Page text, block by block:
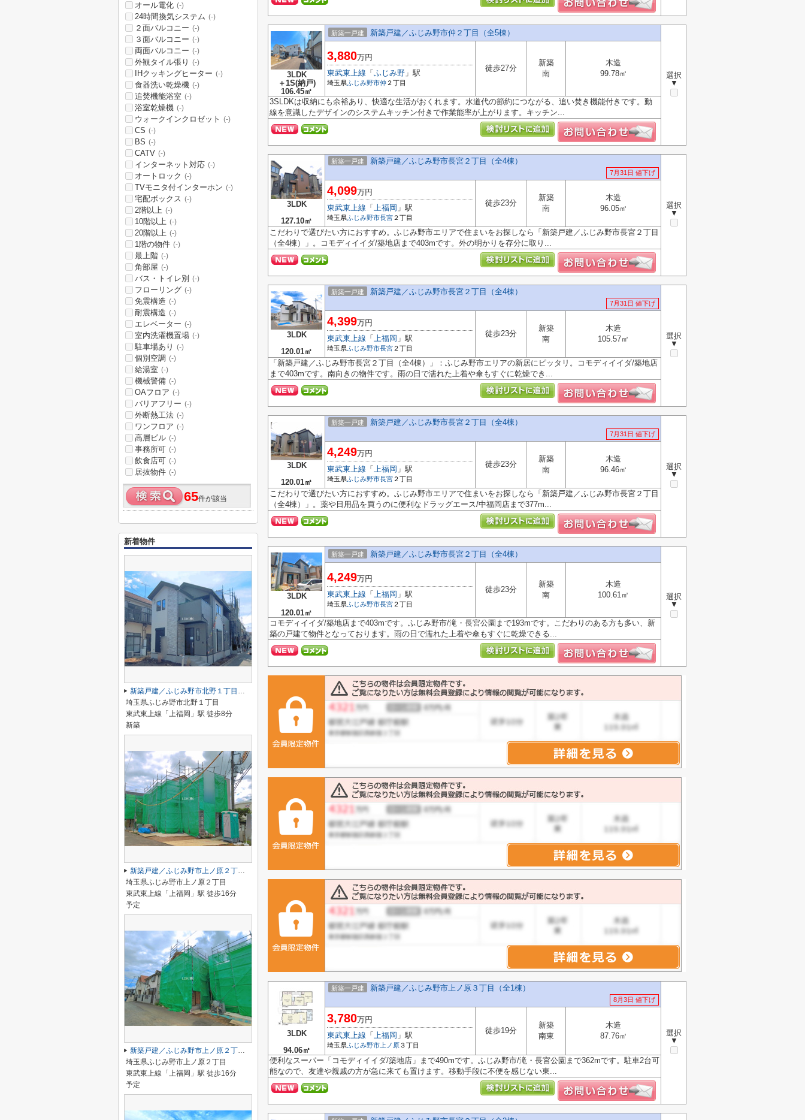
3LDK
＋1S(納戸)
106.45㎡
新築一戸建 新築戸建／ふじみ野市仲２丁目（全5棟）
選択
▼
3,880万円
東武東上線 「 ふじみ野 」駅
埼玉県ふじみ野市仲 ２丁目
徒歩27分
新築
南
木造
99.78㎡
3SLDKは収納にも余裕あり、快適な生活がおくれます。水道代の節約につながる、追い焚き機能付きです。動
線を意識したデザインのシステムキッチン付きで作業能率が上がります。キッチン...
3LDK
127.10㎡
新築一戸建 新築戸建／ふじみ野市長宮２丁目（全4棟）
7月31日 値下げ
選択
▼
4,099万円
東武東上線 「 上福岡 」駅
埼玉県ふじみ野市長宮 ２丁目
徒歩23分
新築
南
木造
96.05㎡
こだわりで選びたい方におすすめ。ふじみ野市エリアで住まいをお探しなら「新築戸建／ふじみ野市長宮２丁目
（全4棟）」。コモディイイダ/築地店まで403mです。外の明かりを存分に取り...
3LDK
120.01㎡
新築一戸建 新築戸建／ふじみ野市長宮２丁目（全4棟）
7月31日 値下げ
選択
▼
4,399万円
東武東上線 「 上福岡 」駅
埼玉県ふじみ野市長宮 ２丁目
徒歩23分
新築
南
木造
105.57㎡
「新築戸建／ふじみ野市長宮２丁目（全4棟）」：ふじみ野市エリアの新居にピッタリ。コモディイイダ/築地店
まで403mです。南向きの物件です。雨の日で濡れた上着や傘もすぐに乾燥でき...
3LDK
120.01㎡
新築一戸建 新築戸建／ふじみ野市長宮２丁目（全4棟）
7月31日 値下げ
選択
▼
4,249万円
東武東上線 「 上福岡 」駅
埼玉県ふじみ野市長宮 ２丁目
徒歩23分
新築
南
木造
96.46㎡
こだわりで選びたい方におすすめ。ふじみ野市エリアで住まいをお探しなら「新築戸建／ふじみ野市長宮２丁目
（全4棟）」。薬や日用品を買うのに便利なドラッグエース/中福岡店まで377m...
3LDK
120.01㎡
新築一戸建 新築戸建／ふじみ野市長宮２丁目（全4棟）
選択
▼
4,249万円
東武東上線 「 上福岡 」駅
埼玉県ふじみ野市長宮 ２丁目
徒歩23分
新築
南
木造
100.61㎡
コモディイイダ/築地店まで403mです。ふじみ野市/滝・長宮公園まで193mです。こだわりのある方も多い、新
築の戸建て物件となっております。雨の日で濡れた上着や傘もすぐに乾燥できる...
3LDK
94.06㎡
新築一戸建 新築戸建／ふじみ野市上ノ原３丁目（全1棟）
8月3日 値下げ
選択
▼
3,780万円
東武東上線 「 上福岡 」駅
埼玉県ふじみ野市 上ノ原 ３丁目
徒歩19分
新築
南東
木造
87.76㎡
便利なスーパー「コモディイイダ/築地店」まで490mです。ふじみ野市/滝・長宮公園まで362mです。駐車2台可
能なので、友達や親戚の方が急に来ても置けます。移動手段に不便を感じない東...
オール電化 (-)
24時間換気システム (-)
２面バルコニー (-)
３面バルコニー (-)
両面バルコニー (-)
外観タイル張り (-)
IHクッキングヒーター (-)
食器洗い乾燥機 (-)
追焚機能浴室 (-)
浴室乾燥機 (-)
ウォークインクロゼット (-)
CS (-)
BS (-)
CATV (-)
インターネット対応 (-)
オートロック (-)
TVモニタ付インターホン (-)
宅配ボックス (-)
2階以上 (-)
10階以上 (-)
20階以上 (-)
1階の物件 (-)
最上階 (-)
角部屋 (-)
バス・トイレ別 (-)
フローリング (-)
免震構造 (-)
耐震構造 (-)
エレベーター (-)
室内洗濯機置場 (-)
駐車場あり (-)
個別空調 (-)
給湯室 (-)
機械警備 (-)
OAフロア (-)
バリアフリー (-)
外断熱工法 (-)
ワンフロア (-)
高層ビル (-)
事務所可 (-)
飲食店可 (-)
居抜物件 (-)
65件が該当
新着物件
新築戸建／ふじみ野市北野１丁目（全1棟）
埼玉県ふじみ野市北野１丁目
東武東上線「上福岡」駅 徒歩8分
新築
新築戸建／ふじみ野市上ノ原２丁目（全2棟）
埼玉県ふじみ野市上ノ原２丁目
東武東上線「上福岡」駅 徒歩16分
予定
新築戸建／ふじみ野市上ノ原２丁目（全2棟）
埼玉県ふじみ野市上ノ原２丁目
東武東上線「上福岡」駅 徒歩16分
予定